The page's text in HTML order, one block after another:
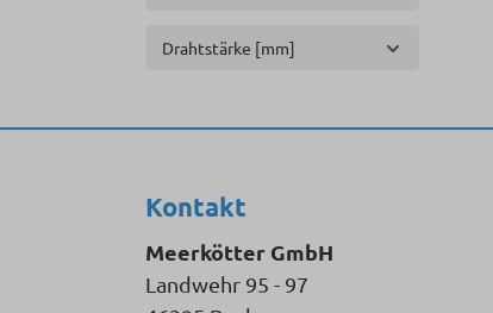
Drahtstärke [mm]
Kontakt
Meerkötter GmbH
Landwehr 95 - 97